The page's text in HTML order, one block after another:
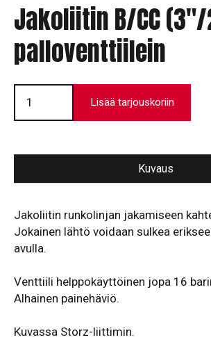
Jakoliitin B/CC (3″/
palloventtiilein
Jakoliitin
B/CC
(3"/2x2")
palloventtiilein
Lisää tarjouskoriin
Kuvaus
Jakoliitin runkolinjan jakamiseen
Jokainen lähtö voidaan sulkea
avulla.
Venttiili helppokäyttöinen jopa 16
Alhainen painehäviö.
Kuvassa Storz-liittimin.